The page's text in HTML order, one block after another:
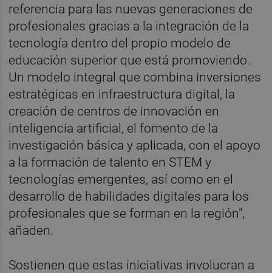
referencia para las nuevas generaciones de
profesionales gracias a la integración de la
tecnología dentro del propio modelo de
educación superior que está promoviendo.
Un modelo integral que combina inversiones
estratégicas en infraestructura digital, la
creación de centros de innovación en
inteligencia artificial, el fomento de la
investigación básica y aplicada, con el apoyo
a la formación de talento en STEM y
tecnologías emergentes, así como en el
desarrollo de habilidades digitales para los
profesionales que se forman en la región",
añaden.
Sostienen que estas iniciativas involucran a